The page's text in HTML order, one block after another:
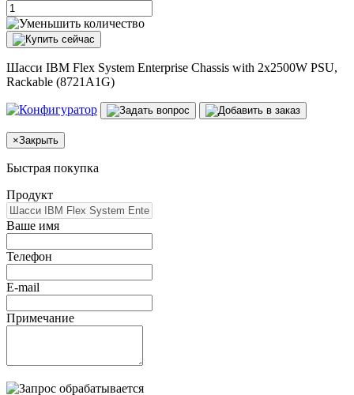
Шасси IBM Flex System Enterprise Chassis with 2x2500W PSU,
Rackable (8721A1G)
×Закрыть
Быстрая покупка
Продукт
Ваше имя
Телефон
E-mail
Примечание